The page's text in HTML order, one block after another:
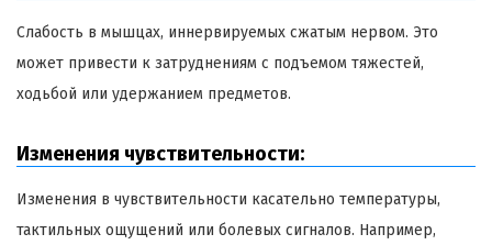
Слабость в мышцах, иннервируемых сжатым нервом. Это
может привести к затруднениям с подъемом тяжестей,
ходьбой или удержанием предметов.
Изменения чувствительности:
Изменения в чувствительности касательно температуры,
тактильных ощущений или болевых сигналов. Например,